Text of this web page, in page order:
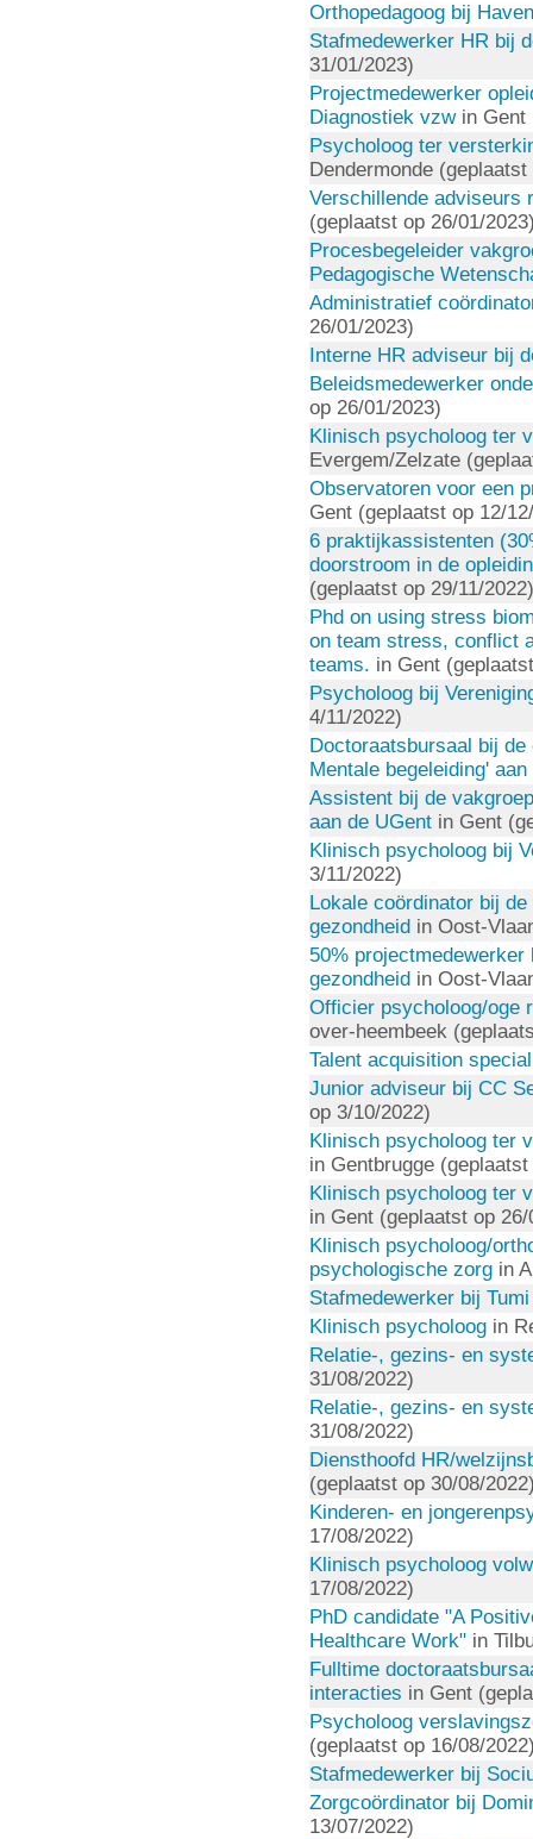
Orthopedagoog bij
Stafmedewerker HR bij
31/01/2023)
Projectmedewerker
Diagnostiek vzwin Gent
Psycholoog ter
Dendermonde
Verschillende adviseurs
(geplaatst op 26/01/
Procesbegeleider
Pedagogische
Administratief
26/01/2023)
Interne HR adviseur bij
Beleidsmedewerker
op 26/01/2023)
Klinisch psycholoog ter
Evergem/Zelzate
Observatoren voor een
Gent (geplaatst op 12/
6 praktijkassistenten
doorstroom in de
(geplaatst op 29/11/2022)
Phd on using stress
on team stress, conflict
teams. in Gent
Psycholoog bij
4/11/2022)
Doctoraatsbursaal bij
Mentale begeleiding' aan
Assistent bij de
aan de UGent in Gent
Klinisch psycholoog bij
3/11/2022)
Lokale coördinator bij
gezondheid in Oost-
50%
gezondheid in Oost-
Officier psycholoog/oge
over-heembeek
Talent acquisition
Junior adviseur bij CC
op 3/10/2022)
Klinisch psycholoog ter
in Gentbrugge
Klinisch psycholoog ter
in Gent (geplaatst op 26/
Klinisch psycholoog/
psychologische zorg in
Stafmedewerker bij Tumi
Klinisch psycholoog in
Relatie-, gezins- en
31/08/2022)
Relatie-, gezins- en
31/08/2022)
Diensthoofd HR/
(geplaatst op 30/08/
Kinderen- en
17/08/2022)
Klinisch psycholoog
17/08/2022)
PhD candidate "A
Healthcare Work" in
Fulltime
interacties in Gent
Psycholoog
(geplaatst op 16/08/
Stafmedewerker bij
Zorgcoördinator bij
13/07/2022)